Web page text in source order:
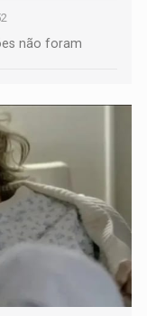
não foram